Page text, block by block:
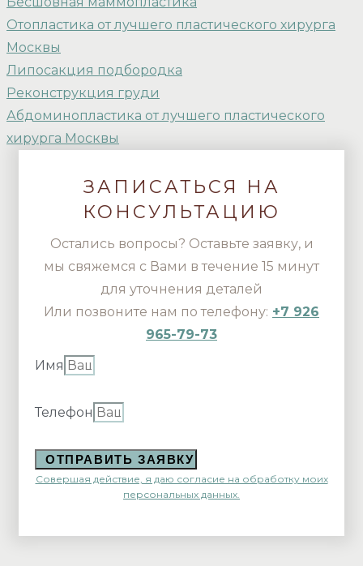
Отопластика от лучшего пластического хирурга
Москвы
Липосакция подбородка
Реконструкция груди
Абдоминопластика от лучшего пластического
хирурга Москвы
ЗАПИСАТЬСЯ НА
КОНСУЛЬТАЦИЮ
Остались вопросы? Оставьте заявку, и
мы свяжемся с Вами в течение 15 минут
для уточнения деталей
Или позвоните нам по телефону: +7 926
965-79-73
Имя
Телефон
ОТПРАВИТЬ ЗАЯВКУ
Совершая действие, я даю согласие на обработку моих
персональных данных.